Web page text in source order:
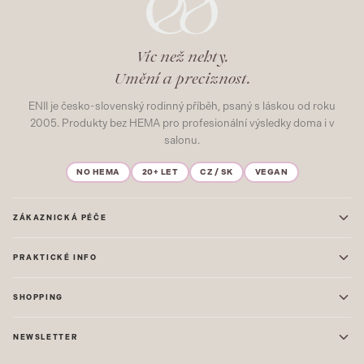
Víc než nehty.
Umění a preciznost.
ENII je česko-slovenský rodinný příběh, psaný s láskou od roku
2005. Produkty bez HEMA pro profesionální výsledky doma i v
salonu.
NO HEMA 20+ LET CZ / SK VEGAN
ZÁKAZNICKÁ PÉČE
Časté dotazy
Mapa stránek
PRAKTICKÉ INFO
Prodejna: Uherské Hradiště
Ochrana osobních údajů
SHOPPING
GEL LAKY
NEWSLETTER